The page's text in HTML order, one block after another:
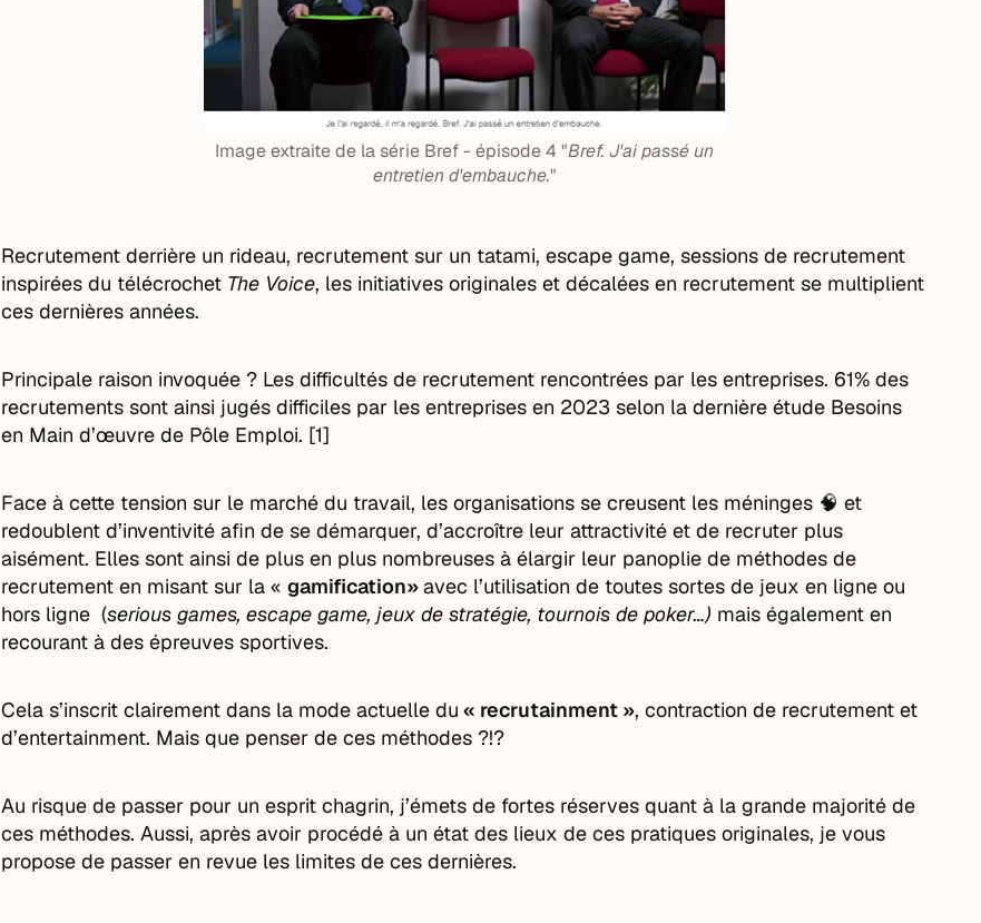
Image extraite de la série Bref - épisode 4 "Bref. J'ai passé un
entretien d'embauche."
Recrutement derrière un rideau, recrutement sur un tatami, escape game, sessions de recrutement
inspirées du télécrochet The Voice, les initiatives originales et décalées en recrutement se multiplient
ces dernières années.
Principale raison invoquée ? Les difficultés de recrutement rencontrées par les entreprises. 61% des
recrutements sont ainsi jugés difficiles par les entreprises en 2023 selon la dernière étude Besoins
en Main d’œuvre de Pôle Emploi. [1]
Face à cette tension sur le marché du travail, les organisations se creusent les méninges 🧠 et
redoublent d’inventivité afin de se démarquer, d’accroître leur attractivité et de recruter plus
aisément. Elles sont ainsi de plus en plus nombreuses à élargir leur panoplie de méthodes de
recrutement en misant sur la « gamification»avec l’utilisation de toutes sortes de jeux en ligne ou
hors ligne (serious games, escape game, jeux de stratégie, tournois de poker…) mais également en
recourant à des épreuves sportives.
Cela s’inscrit clairement dans la mode actuelle du « recrutainment », contraction de recrutement et
d’entertainment. Mais que penser de ces méthodes ?!?
Au risque de passer pour un esprit chagrin, j’émets de fortes réserves quant à la grande majorité de
ces méthodes. Aussi, après avoir procédé à un état des lieux de ces pratiques originales, je vous
propose de passer en revue les limites de ces dernières.